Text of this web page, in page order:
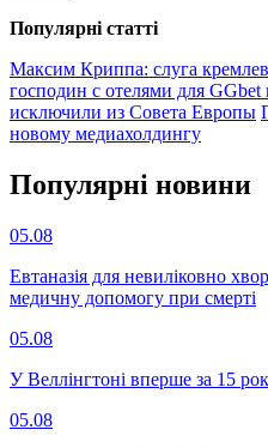
Популярнi статтi
Максим Криппа: слуга
господин с отелями для
исключили из Совета Европы
новому медиахолдингу
Популярнi новини
05.08
Евтаназія для невиліковно
медичну допомогу при смерті
05.08
У Веллінгтоні вперше за 15
05.08